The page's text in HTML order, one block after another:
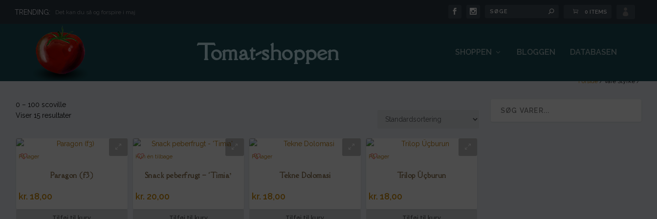
TRENDING: Det kan du så og forspire i maj 0 ITEMS
Tomat-shoppen SHOPPEN BLOGGEN DATABASEN
Forside/ Vare Styrke /
0 – 100 scoville
Viser 15 resultater
På lager
Paragon (f3)
kr. 18,00
Kun én tilbage
Snack peberfrugt – ‘Timia’
kr. 20,00
På lager
Tekne Dolomasi
kr. 18,00
På lager
Trilop Üçburun
kr. 18,00